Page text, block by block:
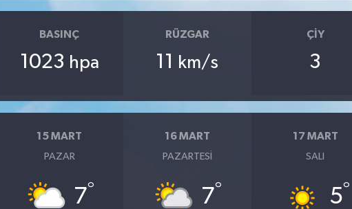
BASINÇ
1023 hpa
RÜZGAR
11 km/s
ÇIY
3
15 MART
PAZAR
7°
16 MART
PAZARTESI
7°
17 MART
SALI
5°